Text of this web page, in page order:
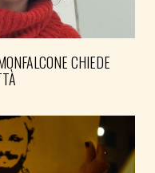
CHIEDE